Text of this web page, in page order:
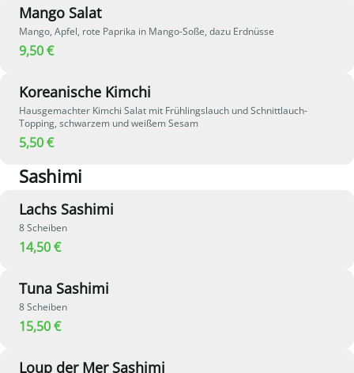
Mango Salat
Mango, Apfel, rote Paprika in Mango-Soße, dazu Erdnüsse
9,50 €
Koreanische Kimchi
Hausgemachter Kimchi Salat mit Frühlingslauch und Schnittlauch-
Topping, schwarzem und weißem Sesam
5,50 €
Sashimi
Lachs Sashimi
8 Scheiben
14,50 €
Tuna Sashimi
8 Scheiben
15,50 €
Loup der Mer Sashimi